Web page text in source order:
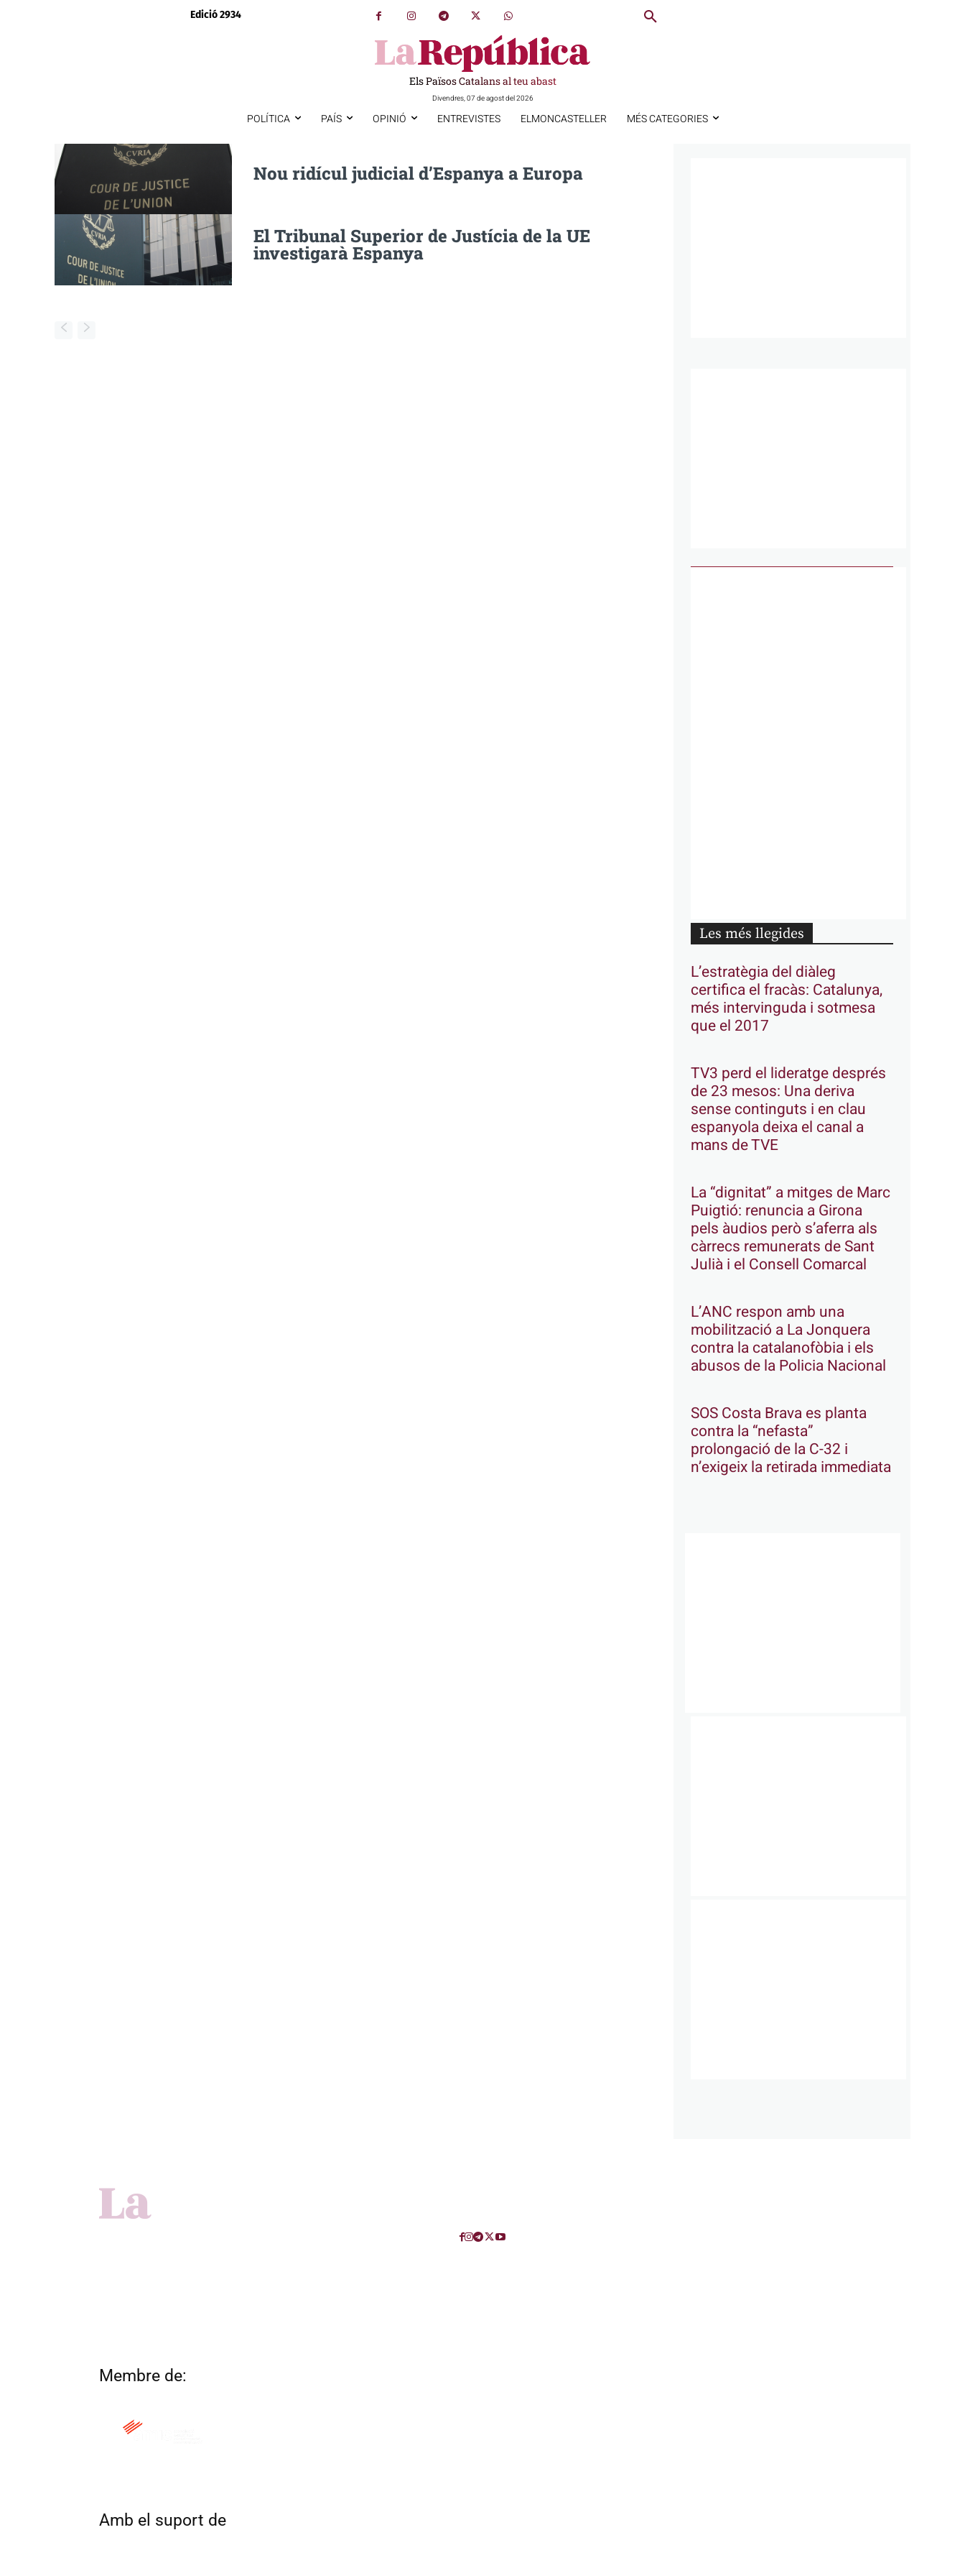
Edició 2934
Els Països Catalans al teu abast
Divendres, 07 de agost del 2026
POLÍTICA PAÍS OPINIÓ ENTREVISTES ELMONCASTELLER MÉS CATEGORIES
Nou ridícul judicial d’Espanya a Europa
El Tribunal Superior de Justícia de la UE
investigarà Espanya
Les més llegides
L’estratègia del diàleg
certifica el fracàs: Catalunya,
més intervinguda i sotmesa
que el 2017
TV3 perd el lideratge després
de 23 mesos: Una deriva
sense continguts i en clau
espanyola deixa el canal a
mans de TVE
La “dignitat” a mitges de Marc
Puigtió: renuncia a Girona
pels àudios però s’aferra als
càrrecs remunerats de Sant
Julià i el Consell Comarcal
L’ANC respon amb una
mobilització a La Jonquera
contra la catalanofòbia i els
abusos de la Policia Nacional
SOS Costa Brava es planta
contra la “nefasta”
prolongació de la C-32 i
n’exigeix la retirada immediata
Membre de:
Amb el suport de